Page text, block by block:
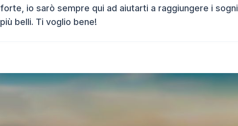
forte, io sarò sempre qui ad aiutarti a raggiungere i sogni
più belli. Ti voglio bene!